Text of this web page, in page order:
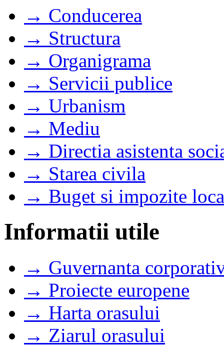
→ Conducerea
→ Structura
→ Organigrama
→ Servicii publice
→ Urbanism
→ Mediu
→ Directia asistenta
→ Starea civila
→ Buget si impozite
Informatii utile
→ Guvernanta
→ Proiecte europene
→ Harta orasului
→ Ziarul orasului